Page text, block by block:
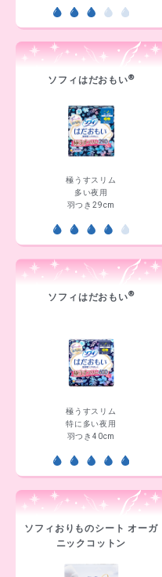
ソフィはだおもい®
極うすスリム
多い夜用
羽つき29cm
ソフィはだおもい®
極うすスリム
特に多い夜用
羽つき40cm
ソフィおりものシート オーガ
ニックコットン